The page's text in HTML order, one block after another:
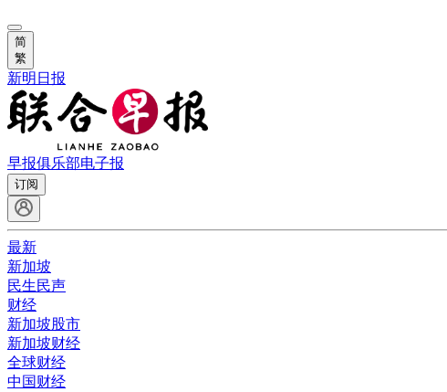
简
繁
新明日报
早报俱乐部电子报
订阅
最新
新加坡
民生民声
财经
新加坡股市
新加坡财经
全球财经
中国财经